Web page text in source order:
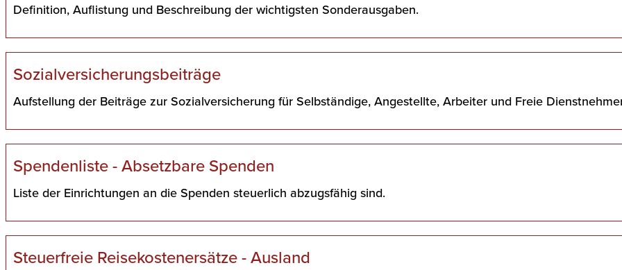
Definition, Auflistung und Beschreibung der wichtigsten Sonderausgaben.
Sozialversicherungsbeiträge
Aufstellung der Beiträge zur Sozialversicherung für Selbständige, Angestellte, Arbeiter und Freie
Spendenliste - Absetzbare Spenden
Liste der Einrichtungen an die Spenden steuerlich abzugsfähig sind.
Steuerfreie Reisekostenersätze - Ausland